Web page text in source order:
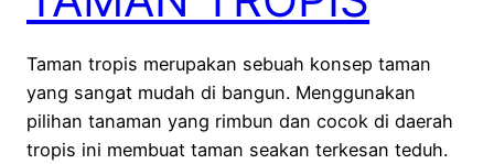
Taman tropis merupakan sebuah konsep taman
yang sangat mudah di bangun. Menggunakan
pilihan tanaman yang rimbun dan cocok di daerah
tropis ini membuat taman seakan terkesan teduh.